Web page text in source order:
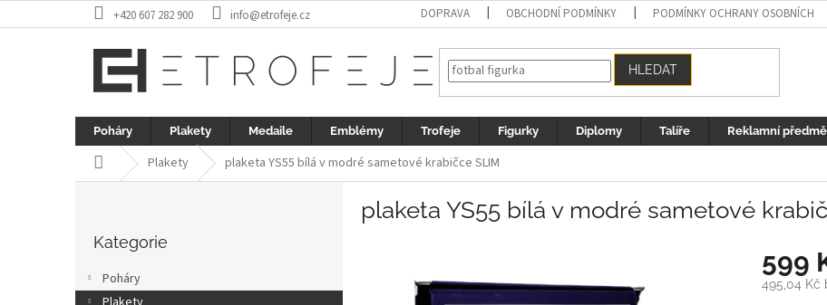
na
+420 607 282 900 info@etrofeje.cz DOPRAVA OBCHODNÍ PODMÍNKY PODMÍNKY OCHRANY OSOBNÍCH
HLEDAT
Poháry Plakety Medaile Emblémy Trofeje Figurky Diplomy Talíře Reklamní
Domů Plakety plaketa YS55 bílá v modré sametové krabičce SLIM
a
kategorie
Kategorie
Poháry
plaketa YS55 bílá v modré sametové
599
495,04 Kč